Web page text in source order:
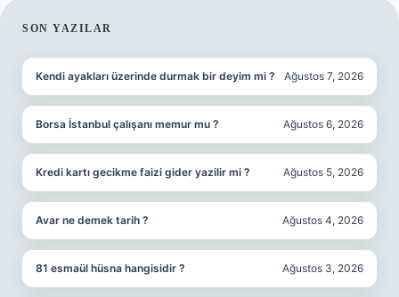
SIDEBAR
SON YAZILAR
Kendi ayakları üzerinde durmak bir deyim mi ? Ağustos 7, 2026
Borsa İstanbul çalışanı memur mu ? Ağustos 6, 2026
Kredi kartı gecikme faizi gider yazilir mi ? Ağustos 5, 2026
Avar ne demek tarih ? Ağustos 4, 2026
81 esmaül hüsna hangisidir ? Ağustos 3, 2026